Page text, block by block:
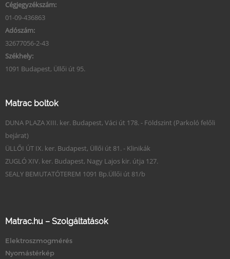
Cégjegyzékszám:
01-09-436863
Adószám:
32677056-2-43
Székhely:
1091 Budapest, Üllői út 95.
Matrac boltok
DUNA PLAZA XIII. ker. Budapest, Váci út 178. - Földszint (Parkoló felőli
bejárat)
ÜLLŐI ÚT IX. ker. Budapest, Üllői út 81. - Klinikák
ZUGLÓ XIV. ker. Budapest, Nagy Lajos kir. útja 127.
SEALY BEMUTATÓTEREM 1091 Bp.Üllői út 81/b
Matrac.hu – Szolgáltatások
Elektroszmogmérés
Nyomástérkép